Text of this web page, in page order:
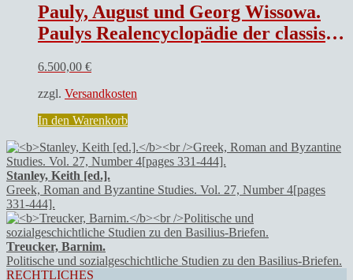
Pauly, August und Georg Wissowa.
Paulys Realencyclopädie der classischen Altertumswissenschaft.
6.500,00 €
zzgl. Versandkosten
In den Warenkorb
Stanley, Keith [ed.].
Greek, Roman and Byzantine Studies. Vol. 27, Number 4[pages
331-444].
Treucker, Barnim.
Politische und sozialgeschichtliche Studien zu den Basilius-Briefen.
RECHTLICHES